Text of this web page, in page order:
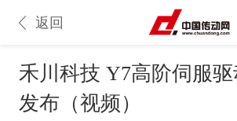
返回
禾川科技 Y7高阶伺服
发布（视频）